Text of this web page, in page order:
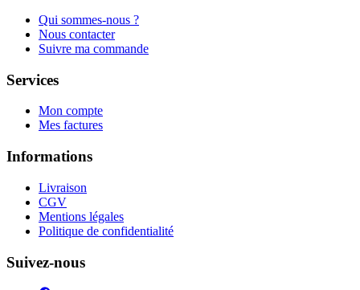
Qui sommes-nous ?
Nous contacter
Suivre ma commande
Services
Mon compte
Mes factures
Informations
Livraison
CGV
Mentions légales
Politique de confidentialité
Suivez-nous